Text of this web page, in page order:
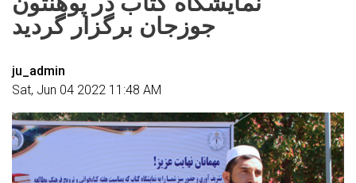
جوزجان برگزار گردید
ju_admin
Sat, Jun 04 2022 11:48 AM